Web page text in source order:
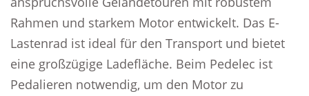
Rahmen und starkem Motor entwickelt. Das E-
Lastenrad ist ideal für den Transport und bietet
eine großzügige Ladefläche. Beim Pedelec ist
Pedalieren notwendig, um den Motor zu